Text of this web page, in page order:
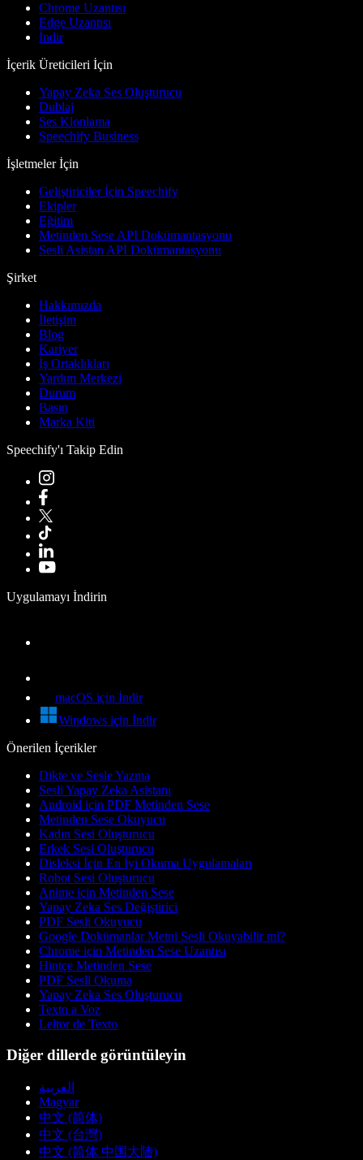
Chrome Uzantısı
Edge Uzantısı
İndir
İçerik Üreticileri İçin
Yapay Zeka Ses Oluşturucu
Dublaj
Ses Klonlama
Speechify Business
İşletmeler İçin
Geliştiriciler İçin Speechify
Ekipler
Eğitim
Metinden Sese API Dokümantasyonu
Sesli Asistan API Dokümantasyonu
Şirket
Hakkımızda
İletişim
Blog
Kariyer
İş Ortaklıkları
Yardım Merkezi
Durum
Basın
Marka Kiti
Speechify'ı Takip Edin
Uygulamayı İndirin
macOS için İndir
Windows için İndir
Önerilen İçerikler
Dikte ve Sesle Yazma
Sesli Yapay Zeka Asistanı
Android için PDF Metinden Sese
Metinden Sese Okuyucu
Kadın Sesi Oluşturucu
Erkek Sesi Oluşturucu
Disleksi İçin En İyi Okuma Uygulamaları
Robot Sesi Oluşturucu
Anime için Metinden Sese
Yapay Zeka Ses Değiştirici
PDF Sesli Okuyucu
Google Dokümanlar Metni Sesli Okuyabilir mi?
Chrome için Metinden Sese Uzantısı
Hintçe Metinden Sese
PDF Sesli Okuma
Yapay Zeka Ses Oluşturucu
Texto a Voz
Leitor de Texto
Diğer dillerde görüntüleyin
العربية
Magyar
中文 (简体)
中文 (台灣)
中文 (简体 中国大陆)